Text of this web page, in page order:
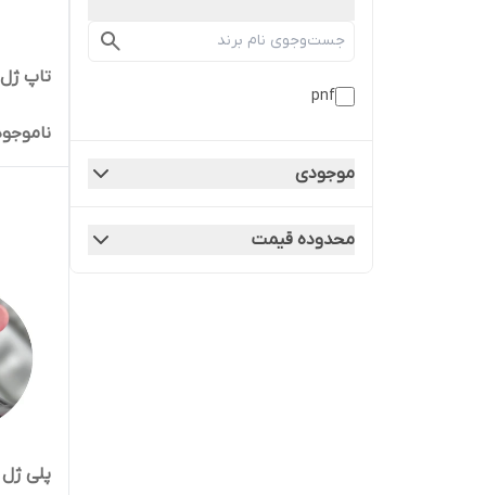
pnf
موجودی
محدوده قیمت
تاپ ژل PNF